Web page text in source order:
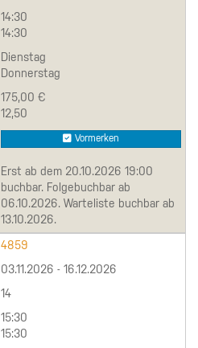
14:30
14:30
Dienstag
Donnerstag
175,00 €
12,50
Vormerken
Erst ab dem 20.10.2026 19:00
buchbar. Folgebuchbar ab
06.10.2026. Warteliste buchbar ab
13.10.2026.
4859
03.11.2026 - 16.12.2026
14
15:30
15:30